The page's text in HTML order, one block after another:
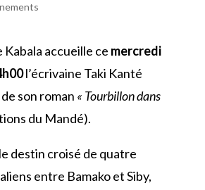
Kabala accueille ce mercredi
l’écrivaine Taki Kanté
son roman « Tourbillon dans
du Mandé).
destin croisé de quatre
entre BamakoetSiby,